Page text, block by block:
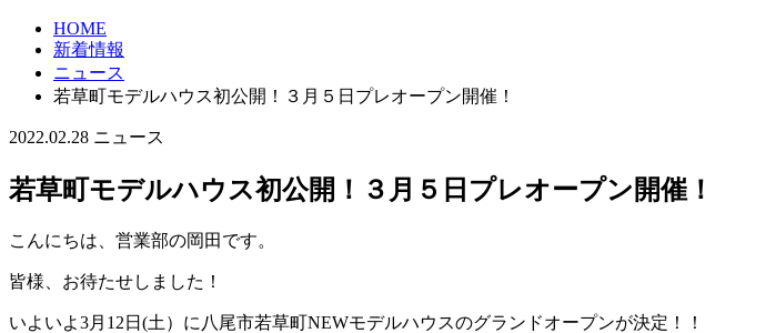
HOME
新着情報
ニュース
若草町モデルハウス初公開！３月５日プレオープン開催！
2022.02.28 ニュース
若草町モデルハウス初公開！３月５日プレオープン開催！
こんにちは、営業部の岡田です。
皆様、お待たせしました！
いよいよ3月12日(土）に八尾市若草町NEWモデルハウスのグランドオープンが決定！！